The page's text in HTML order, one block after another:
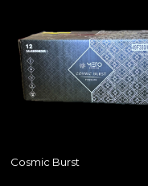
Cosmic Burst